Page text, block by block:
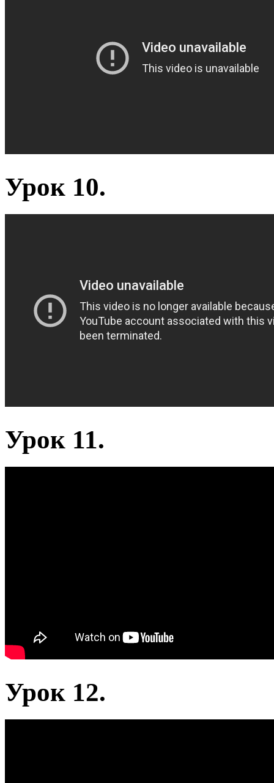
Урок 10.
Урок 11.
Урок 12.